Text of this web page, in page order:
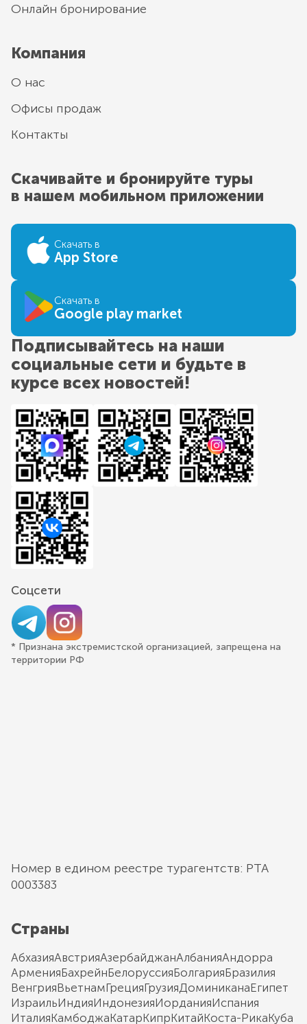
Онлайн бронирование
Компания
О нас
Офисы продаж
Контакты
Скачивайте и бронируйте туры
в нашем мобильном приложении
Скачать в
App Store
Скачать в
Google play market
Подписывайтесь на наши
социальные сети и будьте в
курсе всех новостей!
Соцсети
* Признана экстремистской организацией, запрещена на
территории РФ
Номер в едином реестре турагентств: РТА
0003383
Страны
АбхазияАвстрияАзербайджанАлбанияАндорра
АрменияБахрейнБелоруссияБолгарияБразилия
ВенгрияВьетнамГрецияГрузияДоминиканаЕгипет
ИзраильИндияИндонезияИорданияИспания
ИталияКамбоджаКатарКипрКитайКоста-РикаКуба